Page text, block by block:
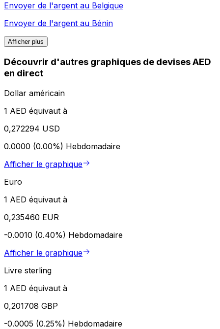
Envoyer de l'argent au Belgique
Envoyer de l'argent au Bénin
Afficher plus
Découvrir d'autres graphiques de devises AED
en direct
Dollar américain
1 AED équivaut à
0,272294 USD
0.0000 (0.00%) Hebdomadaire
Afficher le graphique
Euro
1 AED équivaut à
0,235460 EUR
-0.0010 (0.40%) Hebdomadaire
Afficher le graphique
Livre sterling
1 AED équivaut à
0,201708 GBP
-0.0005 (0.25%) Hebdomadaire